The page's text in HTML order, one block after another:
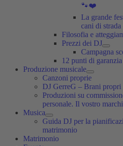
🐾❤️
La grande
cani di
Filosofia e
Prezzi dei DJ
Campagna
12 punti di garanzia
Produzione musicale
Canzoni proprie
DJ GerreG – Brani
Produzioni su
personale. Il vostro
Musica
Guida DJ per la
matrimonio
Matrimonio